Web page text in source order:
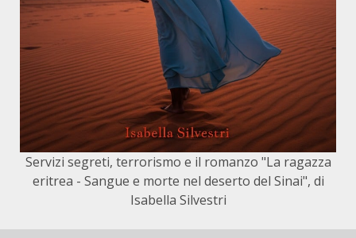
Servizi segreti, terrorismo e il romanzo "La ragazza
eritrea - Sangue e morte nel deserto del Sinai", di
Isabella Silvestri